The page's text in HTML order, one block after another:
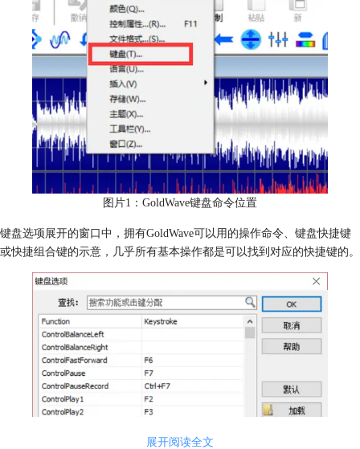
图片1：GoldWave键盘命令位置
键盘选项展开的窗口中，拥有GoldWave可以用的操作命令、键盘快捷键
或快捷组合键的示意，几乎所有基本操作都是可以找到对应的快捷键的。
展开阅读全文